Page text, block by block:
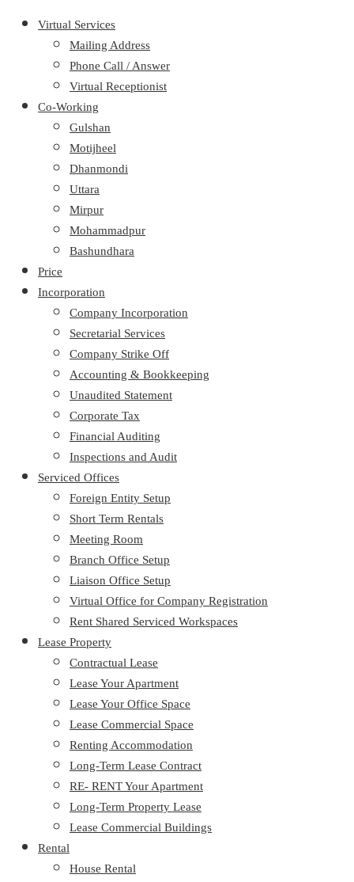
Virtual Services
Mailing Address
Phone Call / Answer
Virtual Receptionist
Co-Working
Gulshan
Motijheel
Dhanmondi
Uttara
Mirpur
Mohammadpur
Bashundhara
Price
Incorporation
Company Incorporation
Secretarial Services
Company Strike Off
Accounting & Bookkeeping
Unaudited Statement
Corporate Tax
Financial Auditing
Inspections and Audit
Serviced Offices
Foreign Entity Setup
Short Term Rentals
Meeting Room
Branch Office Setup
Liaison Office Setup
Virtual Office for Company Registration
Rent Shared Serviced Workspaces
Lease Property
Contractual Lease
Lease Your Apartment
Lease Your Office Space
Lease Commercial Space
Renting Accommodation
Long-Term Lease Contract
RE- RENT Your Apartment
Long-Term Property Lease
Lease Commercial Buildings
Rental
House Rental